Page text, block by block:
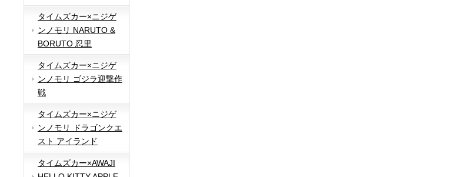
タイムズカー×ニジゲ
ンノモリ NARUTO &
BORUTO 忍里
タイムズカー×ニジゲ
ンノモリ ゴジラ迎撃作
戦
タイムズカー×ニジゲ
ンノモリ ドラゴンクエ
スト アイランド
タイムズカー×AWAJI